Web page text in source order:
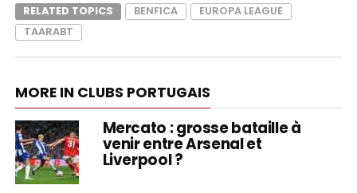
RELATED TOPICS BENFICA
EUROPA LEAGUE
TAARABT
MORE IN CLUBS PORTUGAIS
Mercato : grosse bataille à
venir entre Arsenal et
Liverpool ?